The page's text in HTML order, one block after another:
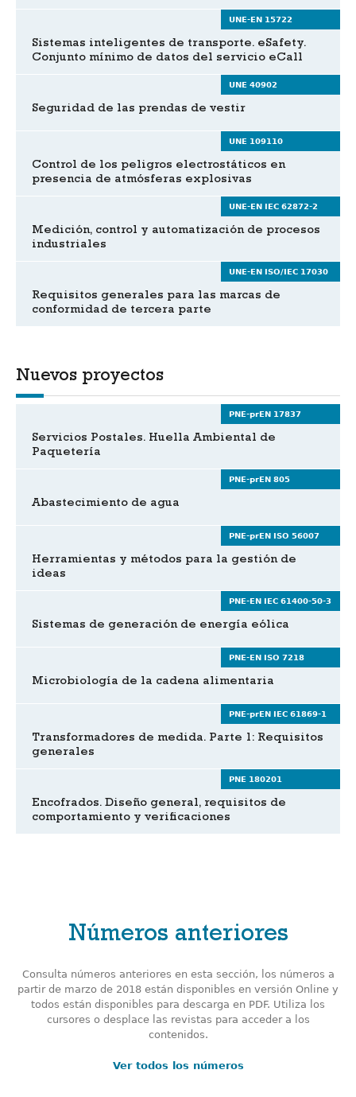
UNE-EN 15722
Sistemas inteligentes de transporte. eSafety.
Conjunto mínimo de datos del servicio eCall
UNE 40902
Seguridad de las prendas de vestir
UNE 109110
Control de los peligros electrostáticos en
presencia de atmósferas explosivas
UNE-EN IEC 62872-2
Medición, control y automatización de procesos
industriales
UNE-EN ISO/IEC 17030
Requisitos generales para las marcas de
conformidad de tercera parte
Nuevos proyectos
PNE-prEN 17837
Servicios Postales. Huella Ambiental de
Paquetería
PNE-prEN 805
Abastecimiento de agua
PNE-prEN ISO 56007
Herramientas y métodos para la gestión de
ideas
PNE-EN IEC 61400-50-3
Sistemas de generación de energía eólica
PNE-EN ISO 7218
Microbiología de la cadena alimentaria
PNE-prEN IEC 61869-1
Transformadores de medida. Parte 1: Requisitos
generales
PNE 180201
Encofrados. Diseño general, requisitos de
comportamiento y verificaciones
Números anteriores
Consulta números anteriores en esta sección, los números a
partir de marzo de 2018 están disponibles en versión Online y
todos están disponibles para descarga en PDF. Utiliza los
cursores o desplace las revistas para acceder a los
contenidos.
Ver todos los números